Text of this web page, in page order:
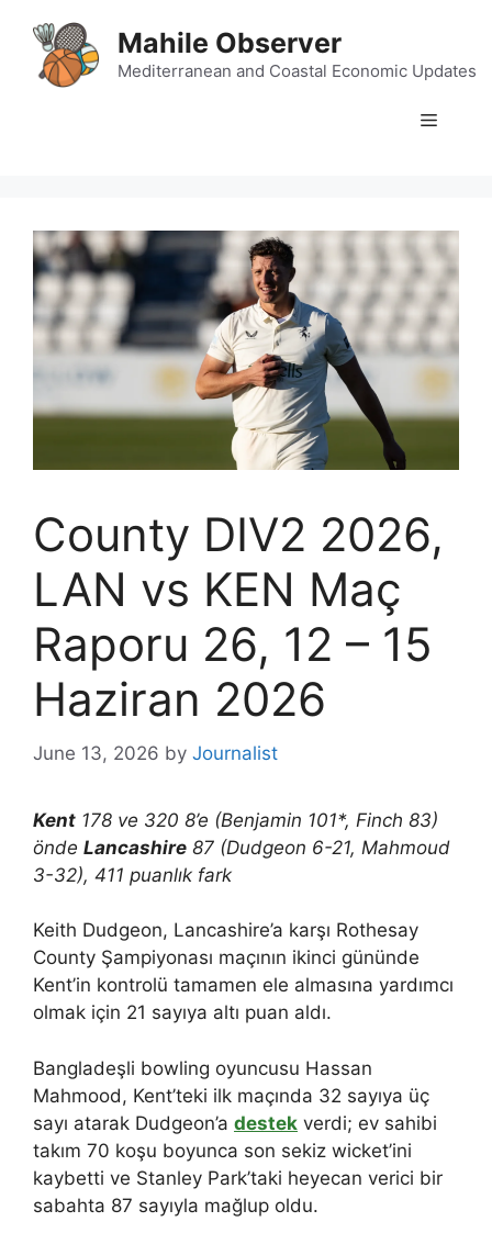
content
Mahile Observer
Mediterranean and Coastal Economic Updates
Menu
County DIV2 2026,
LAN vs KEN Maç
Raporu 26, 12 – 15
Haziran 2026
June 13, 2026 by Journalist
Kent 178 ve 320 8’e (Benjamin 101*, Finch 83)
önde Lancashire 87 (Dudgeon 6-21, Mahmoud
3-32), 411 puanlık fark
Keith Dudgeon, Lancashire’a karşı Rothesay
County Şampiyonası maçının ikinci gününde
Kent’in kontrolü tamamen ele almasına yardımcı
olmak için 21 sayıya altı puan aldı.
Bangladeşli bowling oyuncusu Hassan
Mahmood, Kent’teki ilk maçında 32 sayıya üç
sayı atarak Dudgeon’a destek verdi; ev sahibi
takım 70 koşu boyunca son sekiz wicket’ini
kaybetti ve Stanley Park’taki heyecan verici bir
sabahta 87 sayıyla mağlup oldu.